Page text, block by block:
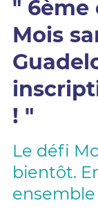
"
Mois
! "
Le défi
bientôt.
ensemble